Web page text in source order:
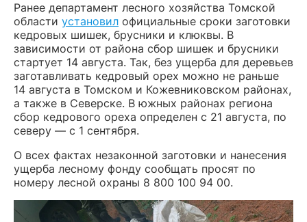
Ранее департамент лесного хозяйства Томской
области установил официальные сроки заготовки
кедровых шишек, брусники и клюквы. В
зависимости от района сбор шишек и брусники
стартует 14 августа. Так, без ущерба для деревьев
заготавливать кедровый орех можно не раньше
14 августа в Томском и Кожевниковском районах,
а также в Северске. В южных районах региона
сбор кедрового ореха определен с 21 августа, по
северу — с 1 сентября.
О всех фактах незаконной заготовки и нанесения
ущерба лесному фонду сообщать просят по
номеру лесной охраны 8 800 100 94 00.